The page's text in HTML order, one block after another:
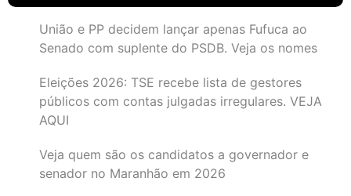
União e PP decidem lançar apenas Fufuca ao
Senado com suplente do PSDB. Veja os nomes
Eleições 2026: TSE recebe lista de gestores
públicos com contas julgadas irregulares. VEJA
AQUI
Veja quem são os candidatos a governador e
senador no Maranhão em 2026